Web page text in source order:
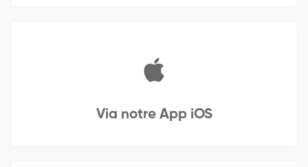
Via notre App iOS